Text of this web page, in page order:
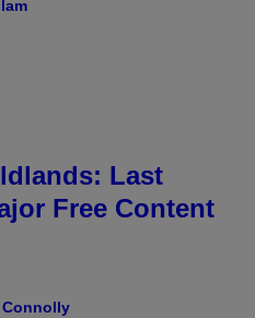
Last
Free Content
Connolly